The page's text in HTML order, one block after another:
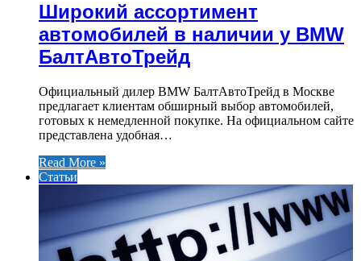
Широкий ассортимент
автомобилей в наличии у BMW
БалтАвтоТрейд
Официальный дилер BMW БалтАвтоТрейд в Москве
предлагает клиентам обширный выбор автомобилей,
готовых к немедленной покупке. На официальном сайте
представлена удобная…
Read More »
Статьи